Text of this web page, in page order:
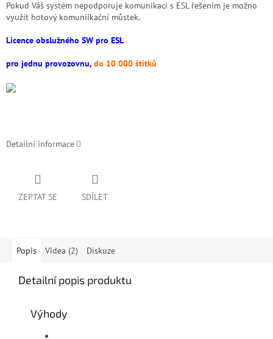
Pokud Váš systém nepodporuje komunikaci s ESL řešením je možno
využít hotový komuniikační můstek.
Licence obslužného SW pro ESL
pro jednu provozovnu, do 10 000 štítků
Detailní informace
ZEPTAT SE SDÍLET
Popis Videa (2) Diskuze
Detailní popis produktu
Výhody